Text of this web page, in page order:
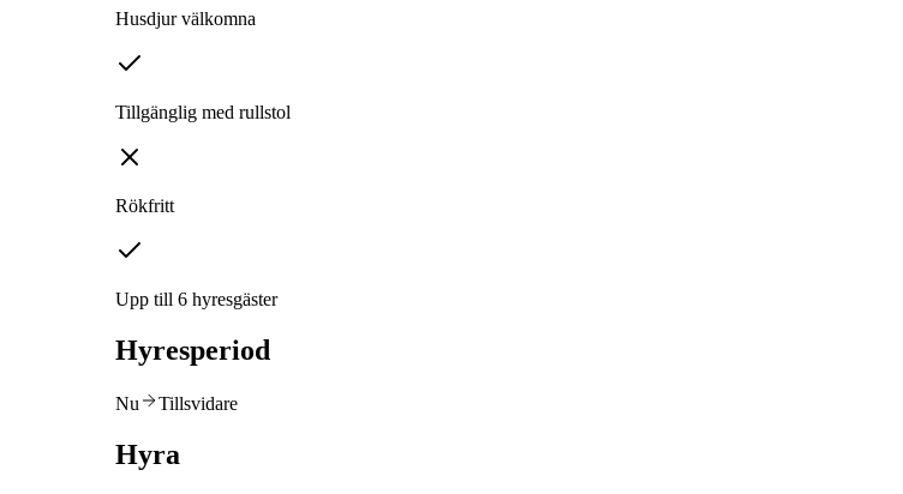
Husdjur välkomna
Tillgänglig med rullstol
Rökfritt
Upp till 6 hyresgäster
Hyresperiod
Nu Tillsvidare
Hyra